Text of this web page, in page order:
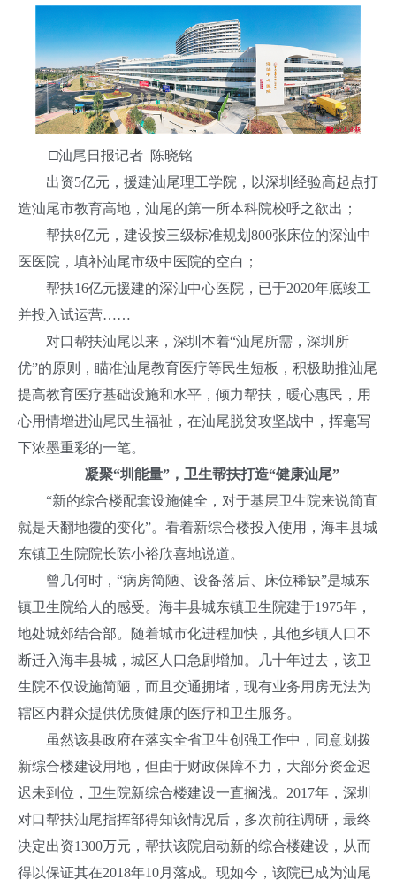
□汕尾日报记者 陈晓铭
出资5亿元，援建汕尾理工学院，以深圳经验高起点打
造汕尾市教育高地，汕尾的第一所本科院校呼之欲出；
帮扶8亿元，建设按三级标准规划800张床位的深汕中
医医院，填补汕尾市级中医院的空白；
帮扶16亿元援建的深汕中心医院，已于2020年底竣工
并投入试运营……
对口帮扶汕尾以来，深圳本着“汕尾所需，深圳所
优”的原则，瞄准汕尾教育医疗等民生短板，积极助推汕尾
提高教育医疗基础设施和水平，倾力帮扶，暖心惠民，用
心用情增进汕尾民生福祉，在汕尾脱贫攻坚战中，挥毫写
下浓墨重彩的一笔。
凝聚“圳能量”，卫生帮扶打造“健康汕尾”
“新的综合楼配套设施健全，对于基层卫生院来说简直
就是天翻地覆的变化”。看着新综合楼投入使用，海丰县城
东镇卫生院院长陈小裕欣喜地说道。
曾几何时，“病房简陋、设备落后、床位稀缺”是城东
镇卫生院给人的感受。海丰县城东镇卫生院建于1975年，
地处城郊结合部。随着城市化进程加快，其他乡镇人口不
断迁入海丰县城，城区人口急剧增加。几十年过去，该卫
生院不仅设施简陋，而且交通拥堵，现有业务用房无法为
辖区内群众提供优质健康的医疗和卫生服务。
虽然该县政府在落实全省卫生创强工作中，同意划拨
新综合楼建设用地，但由于财政保障不力，大部分资金迟
迟未到位，卫生院新综合楼建设一直搁浅。2017年，深圳
对口帮扶汕尾指挥部得知该情况后，多次前往调研，最终
决定出资1300万元，帮扶该院启动新的综合楼建设，从而
得以保证其在2018年10月落成。现如今，该院已成为汕尾